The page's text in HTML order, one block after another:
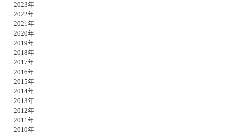
2023年
2022年
2021年
2020年
2019年
2018年
2017年
2016年
2015年
2014年
2013年
2012年
2011年
2010年